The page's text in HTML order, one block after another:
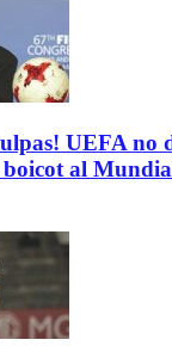
UEFA no
al